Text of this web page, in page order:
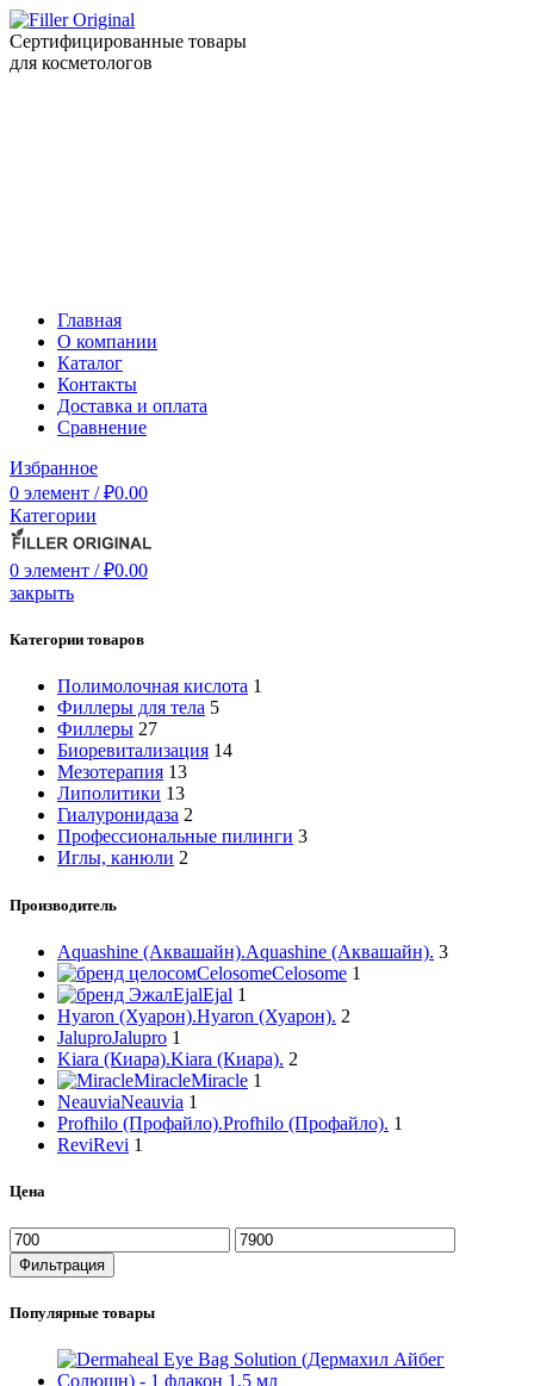
Сертифицированные товары
для косметологов
Главная
О компании
Каталог
Контакты
Доставка и оплата
Сравнение
Избранное
0 элемент / ₽0.00
Категории
0 элемент / ₽0.00
закрыть
Категории товаров
Полимолочная кислота 1
Филлеры для тела 5
Филлеры 27
Биоревитализация 14
Мезотерапия 13
Липолитики 13
Гиалуронидаза 2
Профессиональные пилинги 3
Иглы, канюли 2
Производитель
Aquashine (Аквашайн).Aquashine (Аквашайн). 3
CelosomeCelosome 1
EjalEjal 1
Hyaron (Хуарон).Hyaron (Хуарон). 2
JaluproJalupro 1
Kiara (Киара).Kiara (Киара). 2
MiracleMiracle 1
NeauviaNeauvia 1
Profhilo (Профайло).Profhilo (Профайло). 1
ReviRevi 1
Цена
Фильтрация
Популярные товары